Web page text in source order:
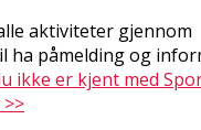
aktiviteter gjennom
ha påmelding og
ikke er kjent med